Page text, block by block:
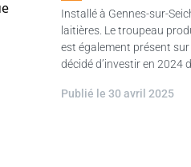
Installé à Gennes-sur-
laitières. Le troupeau
est également présent sur
décidé d’investir en 2024
Publié le 30 avril 2025